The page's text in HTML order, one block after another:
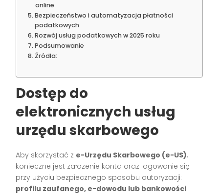
online
Bezpieczeństwo i automatyzacja płatności
podatkowych
Rozwój usług podatkowych w 2025 roku
Podsumowanie
Źródła:
Dostęp do
elektronicznych usług
urzędu skarbowego
Aby skorzystać z e-Urzędu Skarbowego (e-US),
konieczne jest założenie konta oraz logowanie się
przy użyciu bezpiecznego sposobu autoryzacji:
profilu zaufanego, e-dowodu lub bankowości